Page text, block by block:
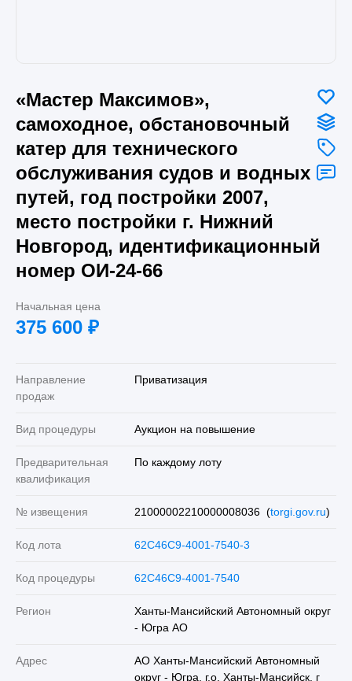
«Мастер Максимов»,
самоходное, обстановочный
катер для технического
обслуживания судов и водных
путей, год постройки 2007,
место постройки г. Нижний
Новгород, идентификационный
номер ОИ-24-66
Начальная цена
375 600 ₽
Направление
продаж
Приватизация
Вид процедуры Аукцион на повышение
Предварительная
квалификация
По каждому лоту
№ извещения 21000002210000008036 (torgi.gov.ru)
Код лота 62C46C9-4001-7540-3
Код процедуры 62C46C9-4001-7540
Регион
Ханты-Мансийский Автономный округ
- Югра АО
Адрес
АО Ханты-Мансийский Автономный
округ - Югра, г.о. Ханты-Мансийск, г